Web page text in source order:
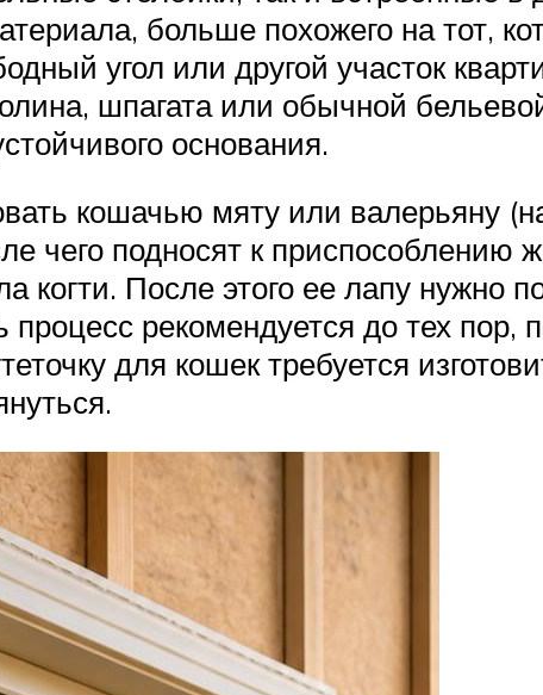
больше похожего на тот,
угол или другой участок
шпагата или обычной
основания.
кошачью мяту или валерьяну
чего подносят к приспособлению
После этого ее лапу нужно
процесс рекомендуется до тех пор,
для кошек требуется